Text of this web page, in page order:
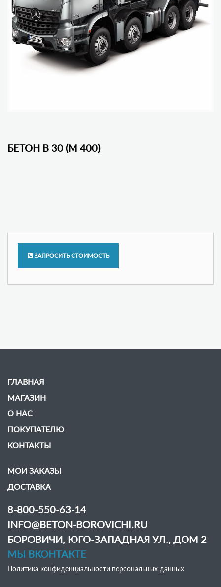
БЕТОН В 30 (М 400)
ЗАПРОСИТЬ СТОИМОСТЬ
ГЛАВНАЯ
МАГАЗИН
О НАС
ПОКУПАТЕЛЮ
КОНТАКТЫ
МОИ ЗАКАЗЫ
ДОСТАВКА
8-800-550-63-14
INFO@BETON-BOROVICHI.RU
БОРОВИЧИ, ЮГО-ЗАПАДНАЯ УЛ., ДОМ 2
МЫ ВКОНТАКТЕ
Политика конфиденциальности персональных данных